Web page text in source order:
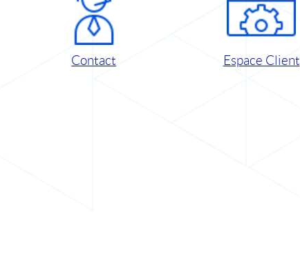
Contact Espace Client